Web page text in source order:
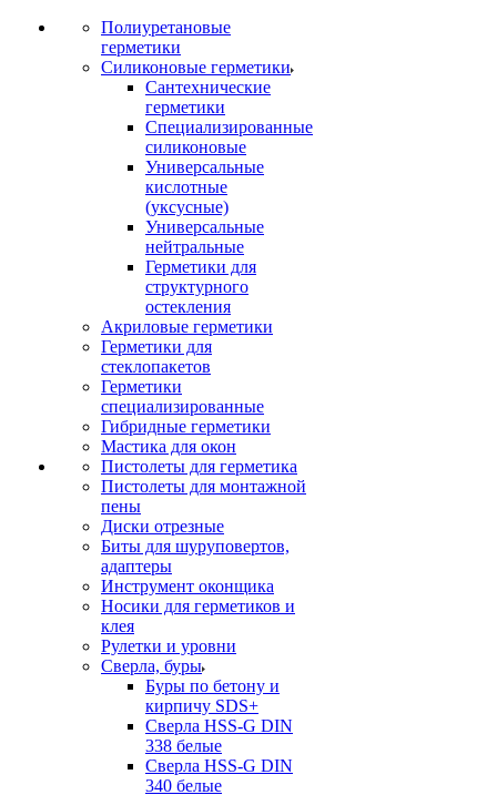
Полиуретановые
герметики
Силиконовые герметики
Сантехнические
герметики
Специализированные
силиконовые
Универсальные
кислотные
(уксусные)
Универсальные
нейтральные
Герметики для
структурного
остекления
Акриловые герметики
Герметики для
стеклопакетов
Герметики
специализированные
Гибридные герметики
Мастика для окон
Пистолеты для герметика
Пистолеты для монтажной
пены
Диски отрезные
Биты для шуруповертов,
адаптеры
Инструмент оконщика
Носики для герметиков и
клея
Рулетки и уровни
Сверла, буры
Буры по бетону и
кирпичу SDS+
Сверла HSS-G DIN
338 белые
Сверла HSS-G DIN
340 белые